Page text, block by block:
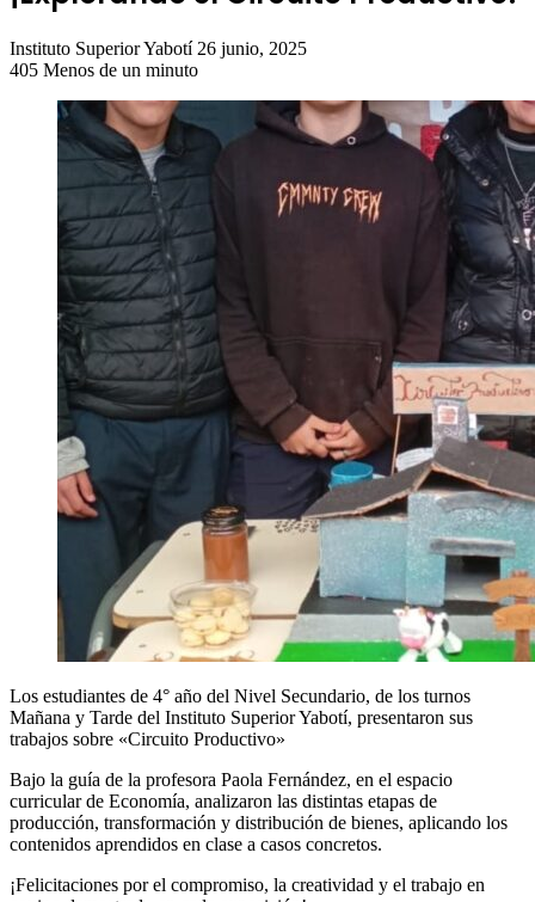
Instituto Superior Yabotí Send
an
26 junio, 2025
405 Menos de un minuto
Los estudiantes de 4° año del Nivel Secundario, de los turnos
Mañana y Tarde del Instituto Superior Yabotí, presentaron sus
trabajos sobre «Circuito Productivo»
Bajo la guía de la profesora Paola Fernández, en el espacio
curricular de Economía, analizaron las distintas etapas de
producción, transformación y distribución de bienes, aplicando los
contenidos aprendidos en clase a casos concretos.
¡Felicitaciones por el compromiso, la creatividad y el trabajo en